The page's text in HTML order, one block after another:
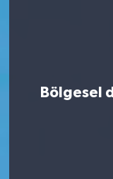
Bölgesel
SAĞLIK